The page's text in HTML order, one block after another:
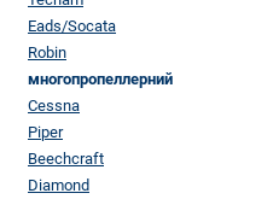
Eads/Socata
Robin
многопропеллерний
Cessna
Piper
Beechcraft
Diamond